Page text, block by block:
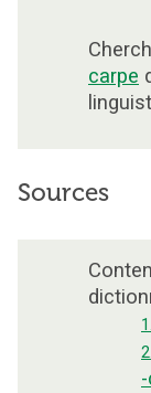
carpe
Sources
1.
2.